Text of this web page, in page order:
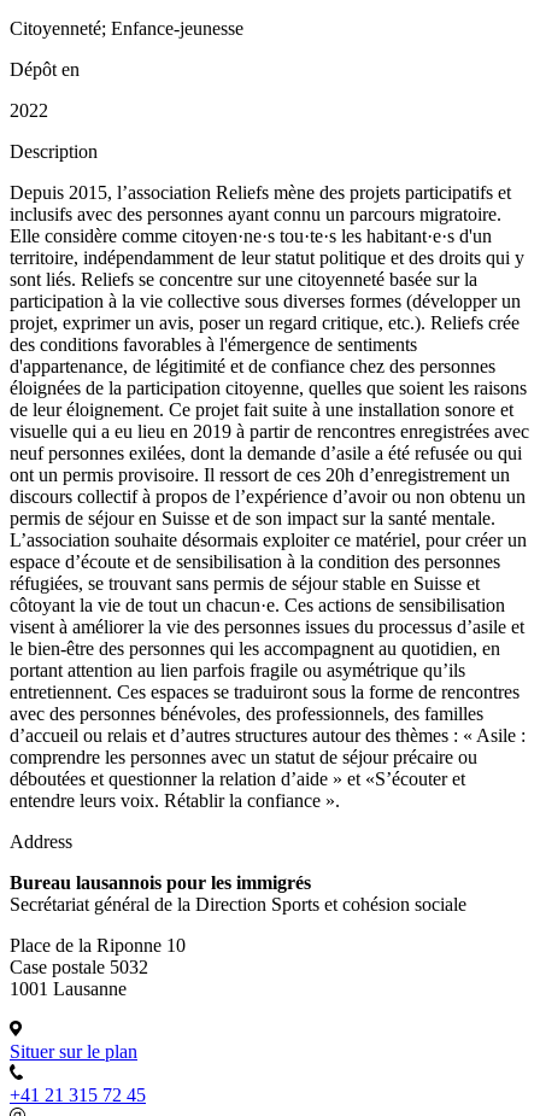
Citoyenneté; Enfance-jeunesse
Dépôt en
2022
Description
Depuis 2015, l’association Reliefs mène des projets participatifs et
inclusifs avec des personnes ayant connu un parcours migratoire.
Elle considère comme citoyen·ne·s tou·te·s les habitant·e·s d'un
territoire, indépendamment de leur statut politique et des droits qui y
sont liés. Reliefs se concentre sur une citoyenneté basée sur la
participation à la vie collective sous diverses formes (développer un
projet, exprimer un avis, poser un regard critique, etc.). Reliefs crée
des conditions favorables à l'émergence de sentiments
d'appartenance, de légitimité et de confiance chez des personnes
éloignées de la participation citoyenne, quelles que soient les raisons
de leur éloignement. Ce projet fait suite à une installation sonore et
visuelle qui a eu lieu en 2019 à partir de rencontres enregistrées avec
neuf personnes exilées, dont la demande d’asile a été refusée ou qui
ont un permis provisoire. Il ressort de ces 20h d’enregistrement un
discours collectif à propos de l’expérience d’avoir ou non obtenu un
permis de séjour en Suisse et de son impact sur la santé mentale.
L’association souhaite désormais exploiter ce matériel, pour créer un
espace d’écoute et de sensibilisation à la condition des personnes
réfugiées, se trouvant sans permis de séjour stable en Suisse et
côtoyant la vie de tout un chacun·e. Ces actions de sensibilisation
visent à améliorer la vie des personnes issues du processus d’asile et
le bien-être des personnes qui les accompagnent au quotidien, en
portant attention au lien parfois fragile ou asymétrique qu’ils
entretiennent. Ces espaces se traduiront sous la forme de rencontres
avec des personnes bénévoles, des professionnels, des familles
d’accueil ou relais et d’autres structures autour des thèmes : « Asile :
comprendre les personnes avec un statut de séjour précaire ou
déboutées et questionner la relation d’aide » et «S’écouter et
entendre leurs voix. Rétablir la confiance ».
Address
Bureau lausannois pour les immigrés
Secrétariat général de la Direction Sports et cohésion sociale
Place de la Riponne 10
Case postale 5032
1001 Lausanne
Situer sur le plan
+41 21 315 72 45